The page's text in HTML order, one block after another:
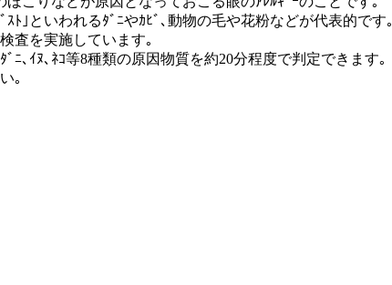
ｽﾄ｣といわれるﾀﾞﾆやｶﾋﾞ､動物の毛や花粉などが代表的です｡
査を実施しています｡
ﾆ､ｲﾇ､ﾈｺ等8種類の原因物質を約20分程度で判定できます｡
｡